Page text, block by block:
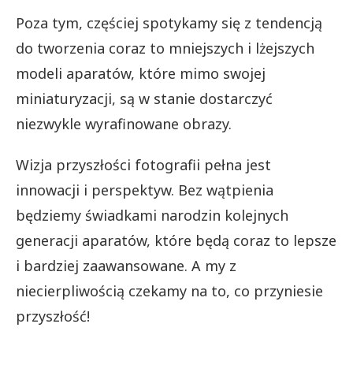
Poza tym, częściej spotykamy się z tendencją
do tworzenia coraz to mniejszych i lżejszych
modeli aparatów, które mimo swojej
miniaturyzacji, są w stanie dostarczyć
niezwykle wyrafinowane obrazy.
Wizja przyszłości fotografii pełna jest
innowacji i perspektyw. Bez wątpienia
będziemy świadkami narodzin kolejnych
generacji aparatów, które będą coraz to lepsze
i bardziej zaawansowane. A my z
niecierpliwością czekamy na to, co przyniesie
przyszłość!